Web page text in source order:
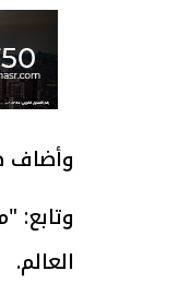
وأضاف
العالم.